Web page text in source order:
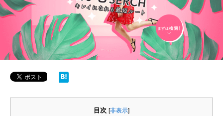
目次 [非表示]